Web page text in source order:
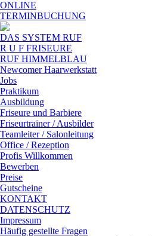
Skip to navigation
Direkt zum Inhalt
ONLINE
TERMINBUCHUNG
DAS SYSTEM RUF
R U F FRISEURE
RUF HIMMELBLAU
Newcomer Haarwerkstatt
Jobs
Praktikum
Ausbildung
Friseure und Barbiere
Friseurtrainer / Ausbilder
Teamleiter / Salonleitung
Office / Rezeption
Profis Willkommen
Bewerben
Preise
Gutscheine
KONTAKT
DATENSCHUTZ
Impressum
Häufig gestellte Fragen